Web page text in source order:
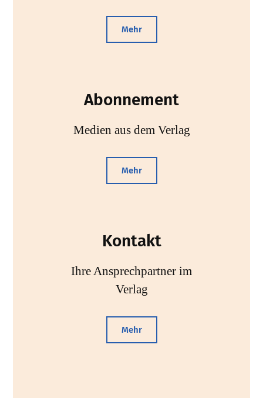
Mehr
Abonnement
Medien aus dem Verlag
Mehr
Kontakt
Ihre Ansprechpartner im
Verlag
Mehr